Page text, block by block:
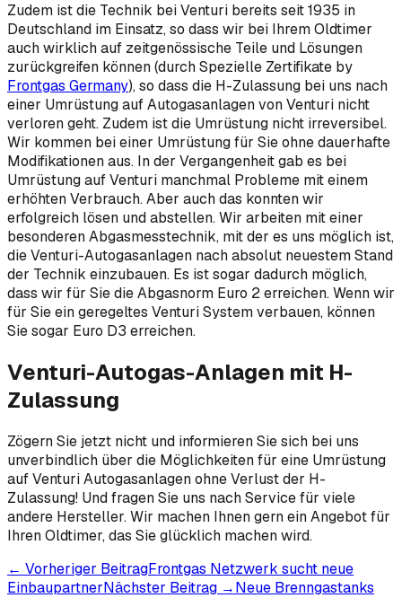
Zudem ist die Technik bei Venturi bereits seit 1935 in
Deutschland im Einsatz, so dass wir bei Ihrem Oldtimer
auch wirklich auf zeitgenössische Teile und Lösungen
zurückgreifen können (durch Spezielle Zertifikate by
Frontgas Germany), so dass die H-Zulassung bei uns nach
einer Umrüstung auf Autogasanlagen von Venturi nicht
verloren geht. Zudem ist die Umrüstung nicht irreversibel.
Wir kommen bei einer Umrüstung für Sie ohne dauerhafte
Modifikationen aus. In der Vergangenheit gab es bei
Umrüstung auf Venturi manchmal Probleme mit einem
erhöhten Verbrauch. Aber auch das konnten wir
erfolgreich lösen und abstellen. Wir arbeiten mit einer
besonderen Abgasmesstechnik, mit der es uns möglich ist,
die Venturi-Autogasanlagen nach absolut neuestem Stand
der Technik einzubauen. Es ist sogar dadurch möglich,
dass wir für Sie die Abgasnorm Euro 2 erreichen. Wenn wir
für Sie ein geregeltes Venturi System verbauen, können
Sie sogar Euro D3 erreichen.
Venturi-Autogas-Anlagen mit H-
Zulassung
Zögern Sie jetzt nicht und informieren Sie sich bei uns
unverbindlich über die Möglichkeiten für eine Umrüstung
auf Venturi Autogasanlagen ohne Verlust der H-
Zulassung! Und fragen Sie uns nach Service für viele
andere Hersteller. Wir machen Ihnen gern ein Angebot für
Ihren Oldtimer, das Sie glücklich machen wird.
← Vorheriger BeitragFrontgas Netzwerk sucht neue
EinbaupartnerNächster Beitrag →Neue Brenngastanks